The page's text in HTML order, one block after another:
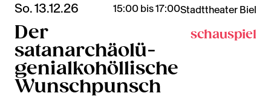
So. 13.12.26 15:00 bis 17:00Stadttheater Biel
Der
satanarchäolü-
genialkohöllische
Wunschpunsch
schauspiel